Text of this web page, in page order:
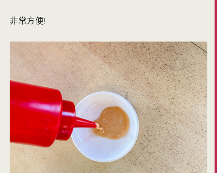
非常方便!